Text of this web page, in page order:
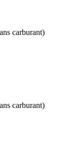
carburant)
carburant)